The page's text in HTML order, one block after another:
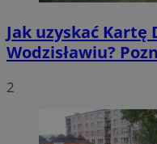
Jak uzyskać Kartę
Wodzisławiu?
2